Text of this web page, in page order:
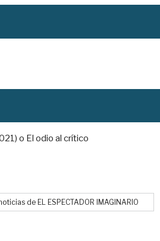
o El odio al crítico
de EL ESPECTADOR IMAGINARIO